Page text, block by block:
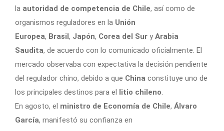
la autoridad de competencia de Chile, así como de
organismos reguladores en la Unión
Europea, Brasil, Japón, Corea del Sur y Arabia
Saudita, de acuerdo con lo comunicado oficialmente. El
mercado observaba con expectativa la decisión pendiente
del regulador chino, debido a que China constituye uno de
los principales destinos para el litio chileno.
En agosto, el ministro de Economía de Chile, Álvaro
García, manifestó su confianza en